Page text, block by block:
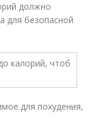
должно
для безопасной
для похудения,